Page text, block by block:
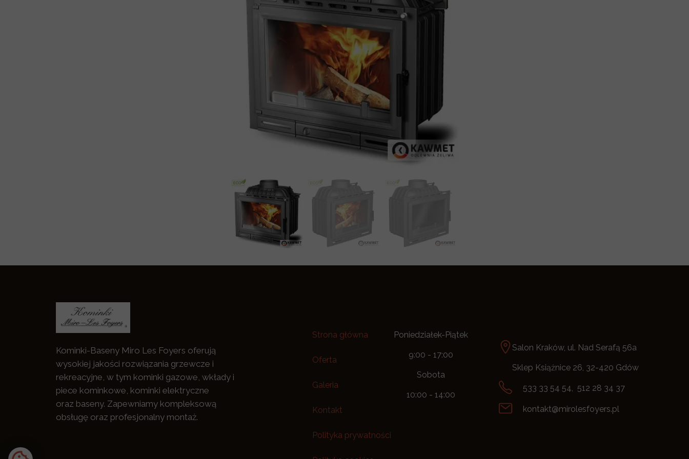
Kominki-Baseny Miro Les Foyers oferują
wysokiej jakości rozwiązania grzewcze i
rekreacyjne, w tym kominki gazowe, wkłady i
piece kominkowe, kominki elektryczne
oraz baseny. Zapewniamy kompleksową
obsługę oraz profesjonalny montaż.
Strona główna
Oferta
Galeria
Kontakt
Polityka prywatności
Poniedziałek-Piątek
9:00 - 17:00
Sobota
10:00 - 14:00
Salon Kraków, ul. Nad Serafą 56a
Sklep Książnice 26, 32-420 Gdów
kontakt@mirolesfoyers.pl
533 33 54 54, 512 28 34 37